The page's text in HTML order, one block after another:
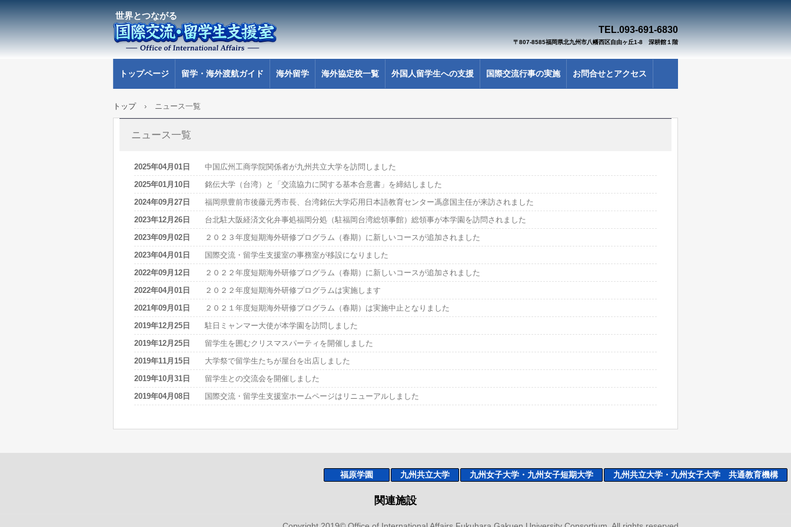
世界とつながる
TEL.093-691-6830
〒807-8585福岡県北九州市八幡西区自由ヶ丘1-8 深耕館１階
トップページ 留学・海外渡航ガイド 海外留学 海外協定校一覧 外国人留学生への支援 国際交流行事の実施 お問合せとアクセス
トップ › ニュース一覧
ニュース一覧
2025年04月01日
中国広州工商学院関係者が九州共立大学を訪問しました
2025年01月10日
銘伝大学（台湾）と「交流協力に関する基本合意書」を締結しました
2024年09月27日
福岡県豊前市後藤元秀市長、台湾銘伝大学応用日本語教育センター馮彦国主任が来訪されました
2023年12月26日
台北駐大阪経済文化弁事処福岡分処（駐福岡台湾総領事館）総領事が本学園を訪問されました
2023年09月02日
２０２３年度短期海外研修プログラム（春期）に新しいコースが追加されました
2023年04月01日
国際交流・留学生支援室の事務室が移設になりました
2022年09月12日
２０２２年度短期海外研修プログラム（春期）に新しいコースが追加されました
2022年04月01日
２０２２年度短期海外研修プログラムは実施します
2021年09月01日
２０２１年度短期海外研修プログラム（春期）は実施中止となりました
2019年12月25日
駐日ミャンマー大使が本学園を訪問しました
2019年12月25日
留学生を囲むクリスマスパーティを開催しました
2019年11月15日
大学祭で留学生たちが屋台を出店しました
2019年10月31日
留学生との交流会を開催しました
2019年04月08日
国際交流・留学生支援室ホームページはリニューアルしました
福原学園 九州共立大学 九州女子大学・九州女子短期大学 九州共立大学・九州女子大学 共通教育機構
関連施設